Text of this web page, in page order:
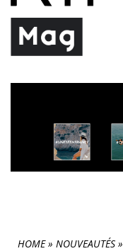
HOME» NOUVEAUTÉS»